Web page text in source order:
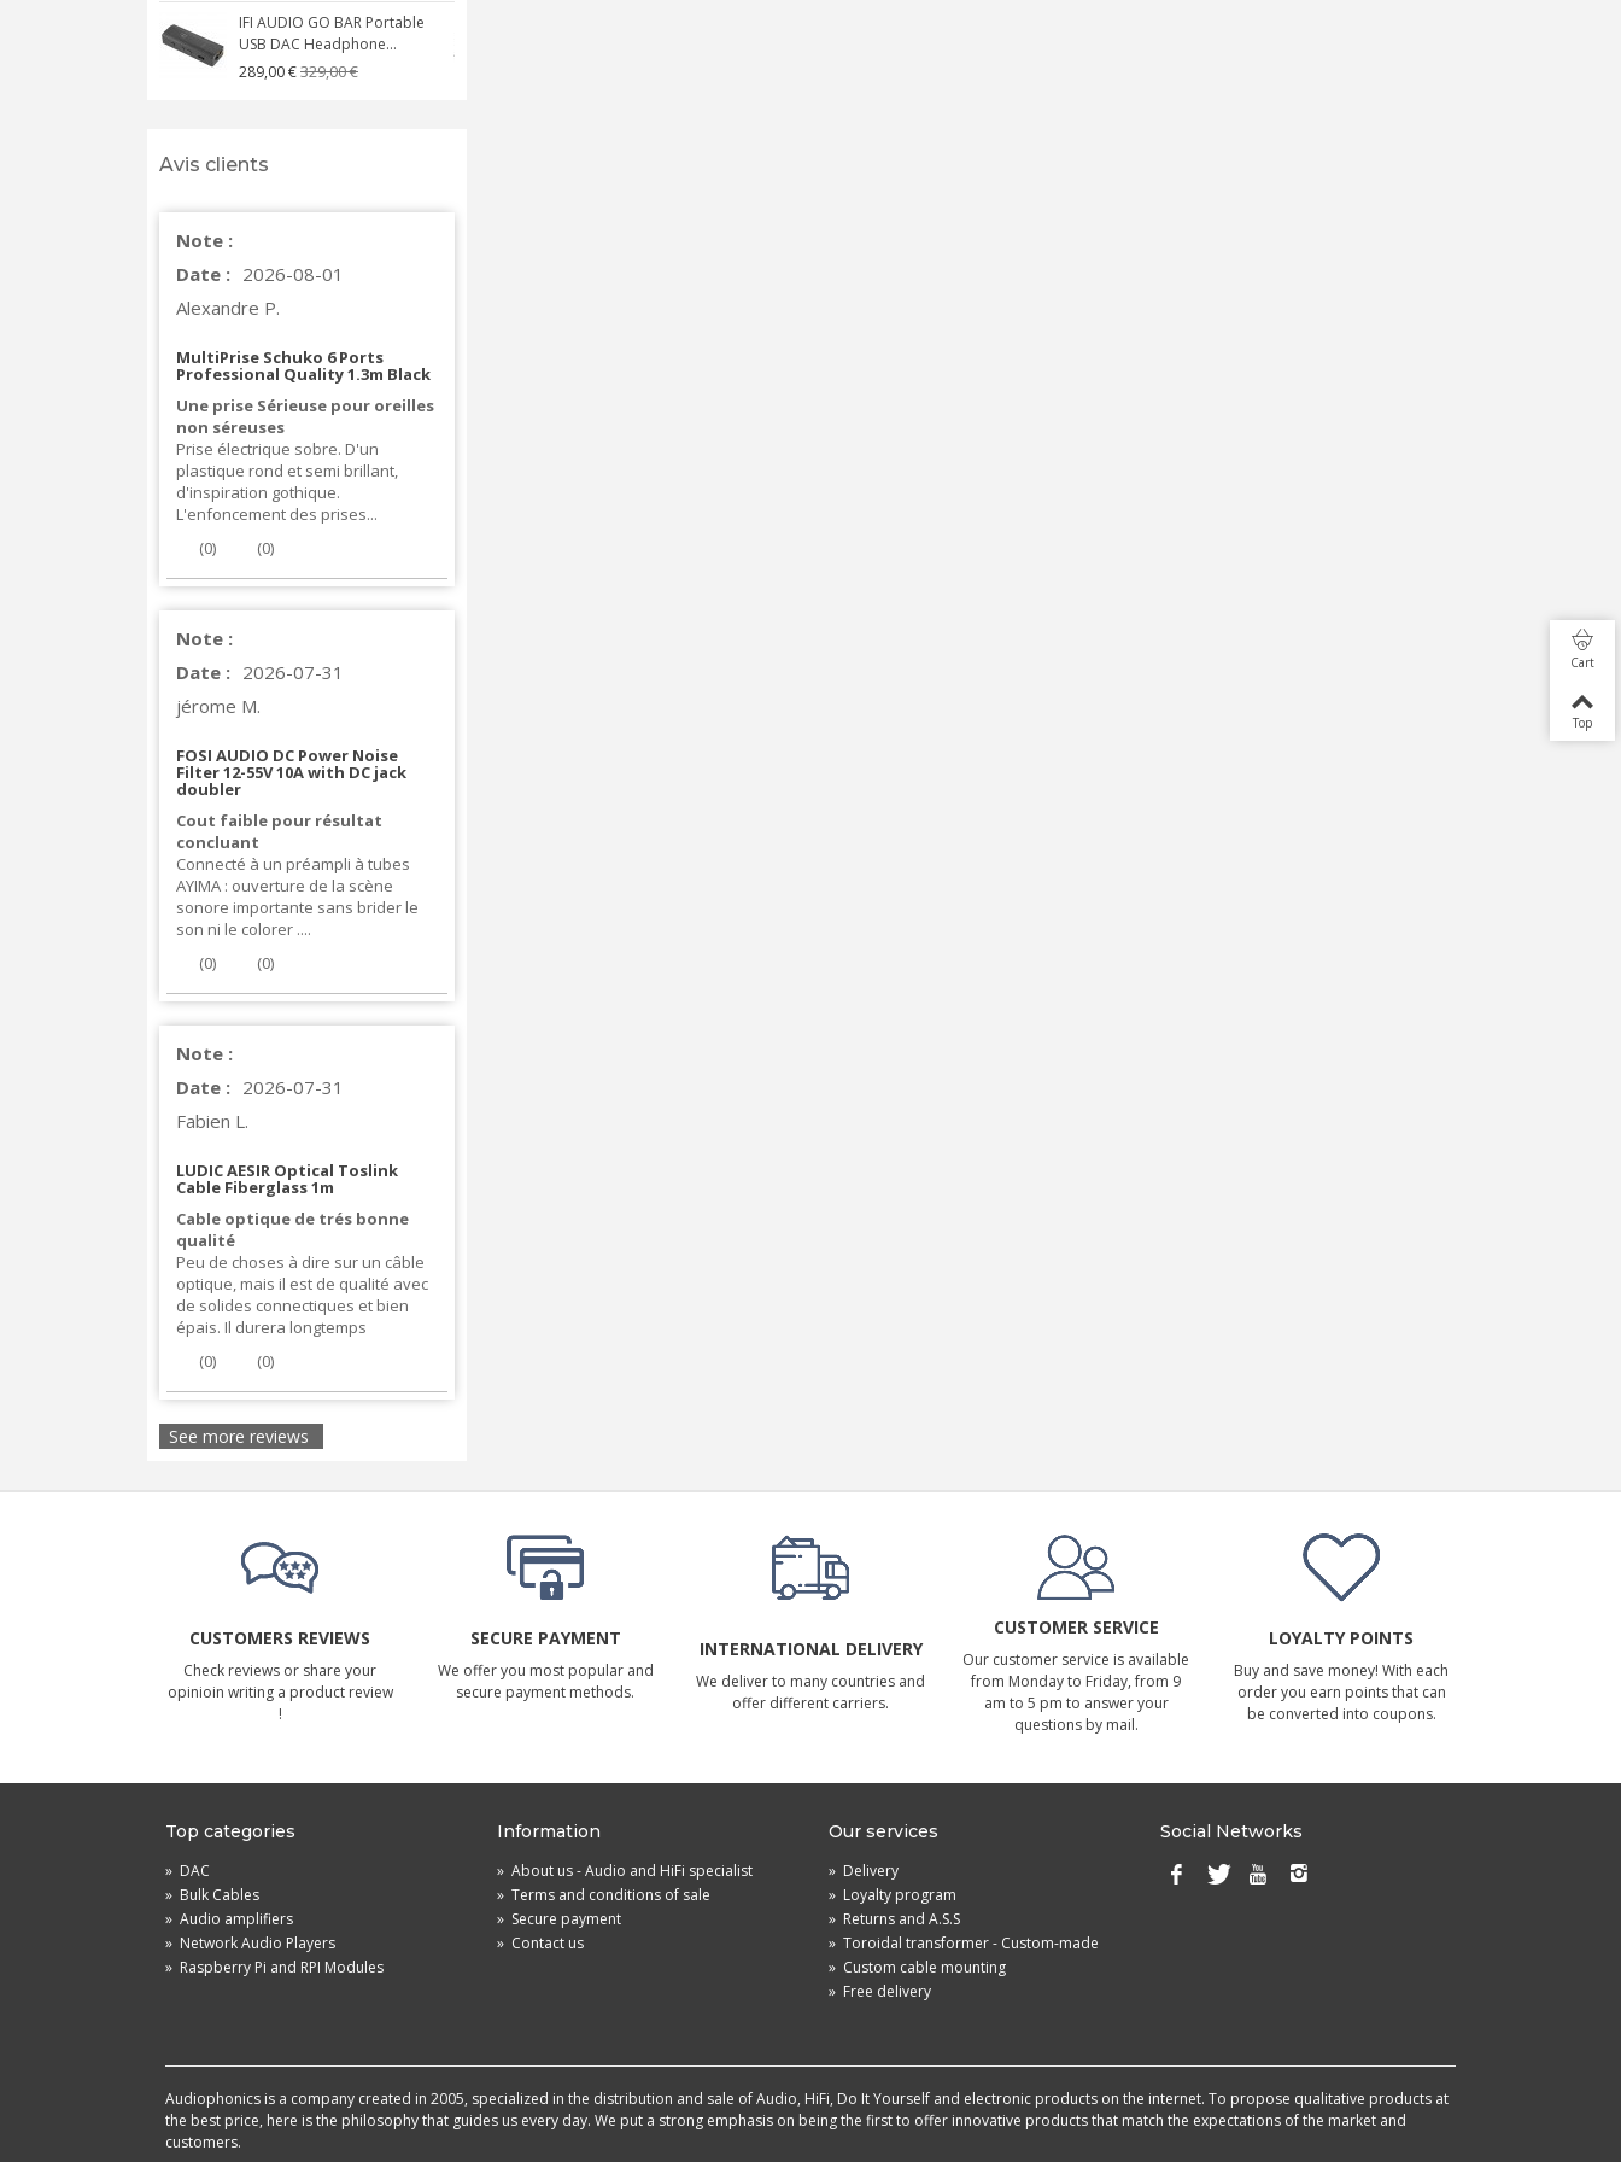
IFI AUDIO GO BAR Portable
USB DAC Headphone...
289,00 €329,00 €
Avis clients
Note :
Date : 2026-08-01
Alexandre P.
MultiPrise Schuko 6 Ports
Professional Quality 1.3m Black
Une prise Sérieuse pour oreilles
non séreuses
Prise électrique sobre. D'un
plastique rond et semi brillant,
d'inspiration gothique.
L'enfoncement des prises...
(0) (0)
Note :
Date : 2026-07-31
jérome M.
FOSI AUDIO DC Power Noise
Filter 12-55V 10A with DC jack
doubler
Cout faible pour résultat
concluant
Connecté à un préampli à tubes
AYIMA : ouverture de la scène
sonore importante sans brider le
son ni le colorer ....
(0) (0)
Note :
Date : 2026-07-31
Fabien L.
LUDIC AESIR Optical Toslink
Cable Fiberglass 1m
Cable optique de trés bonne
qualité
Peu de choses à dire sur un câble
optique, mais il est de qualité avec
de solides connectiques et bien
épais. Il durera longtemps
(0) (0)
See more reviews
CUSTOMERS REVIEWS
Check reviews or share your
opinioin writing a product review
!
SECURE PAYMENT
We offer you most popular and
secure payment methods.
INTERNATIONAL DELIVERY
We deliver to many countries and
offer different carriers.
CUSTOMER SERVICE
Our customer service is available
from Monday to Friday, from 9
am to 5 pm to answer your
questions by mail.
LOYALTY POINTS
Buy and save money! With each
order you earn points that can
be converted into coupons.
Top categories
» DAC
» Bulk Cables
» Audio amplifiers
» Network Audio Players
» Raspberry Pi and RPI Modules
Information
» About us - Audio and HiFi specialist
» Terms and conditions of sale
» Secure payment
» Contact us
Our services
» Delivery
» Loyalty program
» Returns and A.S.S
» Toroidal transformer - Custom-made
» Custom cable mounting
» Free delivery
Social Networks
Audiophonics is a company created in 2005, specialized in the distribution and sale of Audio, HiFi, Do It Yourself and electronic products on the internet. To propose qualitative products at
the best price, here is the philosophy that guides us every day. We put a strong emphasis on being the first to offer innovative products that match the expectations of the market and
customers.
Cart
Top